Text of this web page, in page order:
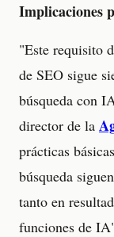
Implicaciones
"Este requisito
de SEO sigue
búsqueda con
director de la
prácticas
búsqueda
tanto en
funciones de